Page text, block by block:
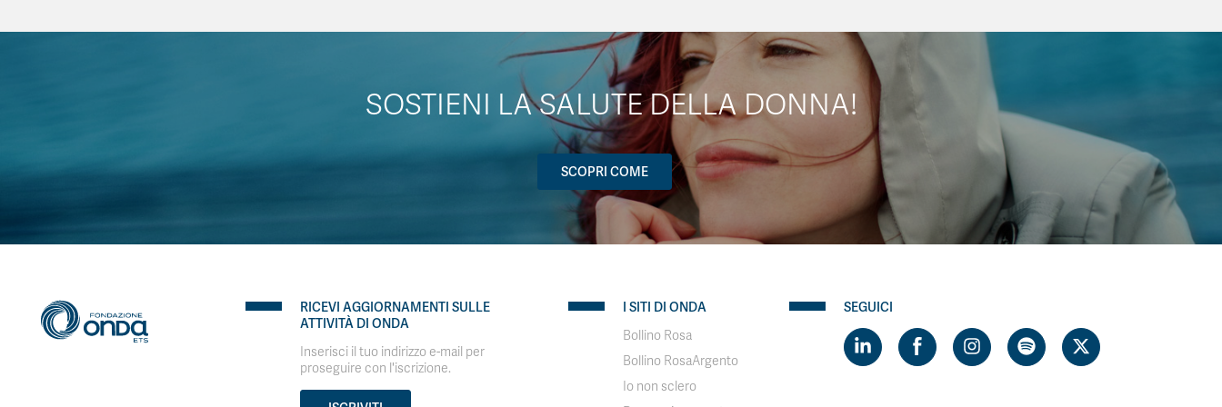
SOSTIENI LA SALUTE DELLA DONNA!
SCOPRI COME
RICEVI AGGIORNAMENTI SULLE
ATTIVITÀ DI ONDA
Inserisci il tuo indirizzo e-mail per
proseguire con l'iscrizione.
I SITI DI ONDA
Bollino Rosa
Bollino RosaArgento
Io non sclero
SEGUICI